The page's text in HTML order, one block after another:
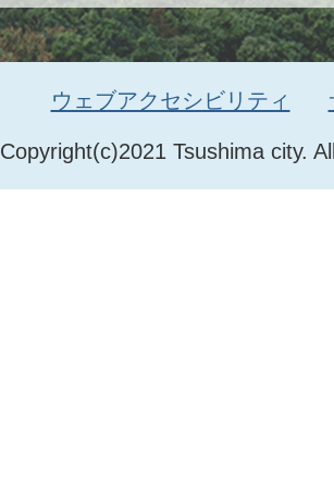
Copyright(c)2021 Tsushima city.
ウェブアクセシビリティ